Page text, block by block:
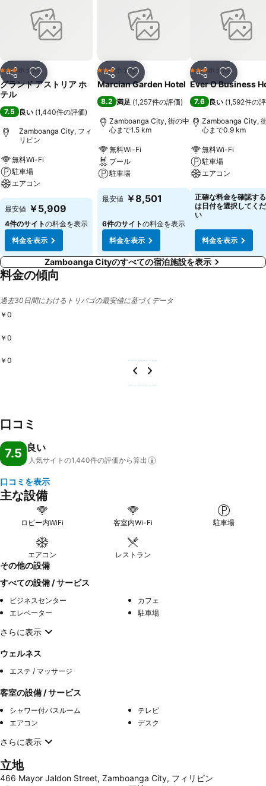
シェア お気に入りに追加
3 ホテルのランク
ホテル
グランド アストリア ホ
テル
7.5 良い (1,440件の評価)
Zamboanga City, フィ
リピン
無料Wi-Fi
駐車場
エアコン
最安値 ￥5,909
4件のサイトの料金を表示
料金を表示
シェア お気に入りに追加
3 ホテルのランク
ホテル
Marcian Garden Hotel
8.2 満足 (1,257件の評価)
Zamboanga City, 街の中
心まで1.5 km
無料Wi-Fi
プール
駐車場
最安値 ￥8,501
6件のサイトの料金を表示
料金を表示
シェア お気に入
3 ホテルのランク
ホテル
Ever O Business
7.6 良い (1,592件の
Zamboanga City,
心まで0.9 km
無料Wi-Fi
駐車場
エアコン
正確な料金を確認す
は日付を選択してく
い
料金を表示
Zamboanga Cityのすべての宿泊施設を表示
料金の傾向
過去30日間におけるトリバゴの最安値に基づくデータ
￥0
￥0
￥0
口コミ
7.5 良い
人気サイトの1,440件の評価から算出
口コミを表示
主な設備
ロビー内WiFi 客室内Wi-Fi 駐車場
エアコン レストラン
その他の設備
すべての設備 / サービス
ビジネスセンター
カフェ
エレベーター
駐車場
さらに表示
ウェルネス
エステ / マッサージ
客室の設備 / サービス
シャワー付バスルーム
テレビ
エアコン
デスク
さらに表示
立地
466 Mayor Jaldon Street, Zamboanga City, フィリピン